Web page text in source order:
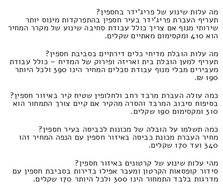
מה עלות שינוע של פריג'ידר בחספין?
תעריף העברת פריג'ידר בעיר חספין בהתפרקדות מינוס יותר
שירותי מנוף אם צריך כולל עבודת סחיבה שינוע של מקרר המחיר
הוא 410 ומקסימום מאתיים שקלים.
מה עלות הובלת מדיחי כלים דירתיים בסביבת חספין?
תעריף למען הובלת בית ואריזה ופירוק של המדיח – כולל עבודת
מעבירים מבלי מנוף עבודת סבלים המחיר הינו 390 ולכל היותר
190 ₪.
כמה עולה העברת מרבד רחב ולחלופין שטיח קיר באיזור חספין?
בסיפוח סיבוב המרבד והסרה מהקיר אם קיים צורך התמחור הוא
310 ומקסימום 190 שקלים.
כמה תשלמו על הובלה של מכונות לכביסה בעיר חספין?
מחיר העברת מכונת כביסה באיזור חספין עם הנפה המחיר זהו
340 ועד 170 שקלים.
מהי עלות שינוע של קרטונים באיזור חספין?
סידור קופסאות הקרטון ומעבר אפילו בדירות בסביבת חספין עם
מדרגות בלבד התמחור הינו 300 ולכל היותר 170 שקלים.